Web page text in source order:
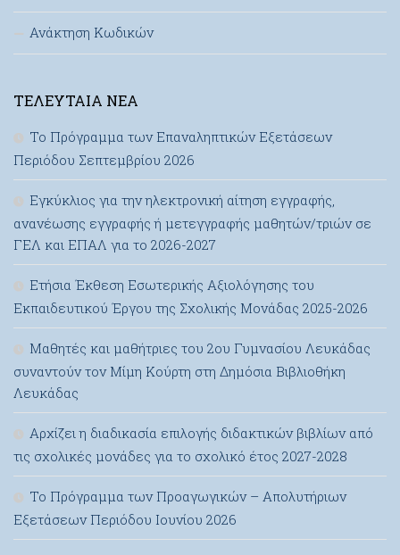
Ανάκτηση Κωδικών
ΤΕΛΕΥΤΑΊΑ ΝΈΑ
Το Πρόγραμμα των Επαναληπτικών Εξετάσεων
Περιόδου Σεπτεμβρίου 2026
Εγκύκλιος για την ηλεκτρονική αίτηση εγγραφής,
ανανέωσης εγγραφής ή μετεγγραφής μαθητών/τριών σε
ΓΕΛ και ΕΠΑΛ για το 2026-2027
Ετήσια Έκθεση Εσωτερικής Αξιολόγησης του
Εκπαιδευτικού Έργου της Σχολικής Μονάδας 2025-2026
Μαθητές και μαθήτριες του 2ου Γυμνασίου Λευκάδας
συναντούν τον Μίμη Κούρτη στη Δημόσια Βιβλιοθήκη
Λευκάδας
Αρχίζει η διαδικασία επιλογής διδακτικών βιβλίων από
τις σχολικές μονάδες για το σχολικό έτος 2027-2028
Το Πρόγραμμα των Προαγωγικών – Απολυτήριων
Εξετάσεων Περιόδου Ιουνίου 2026